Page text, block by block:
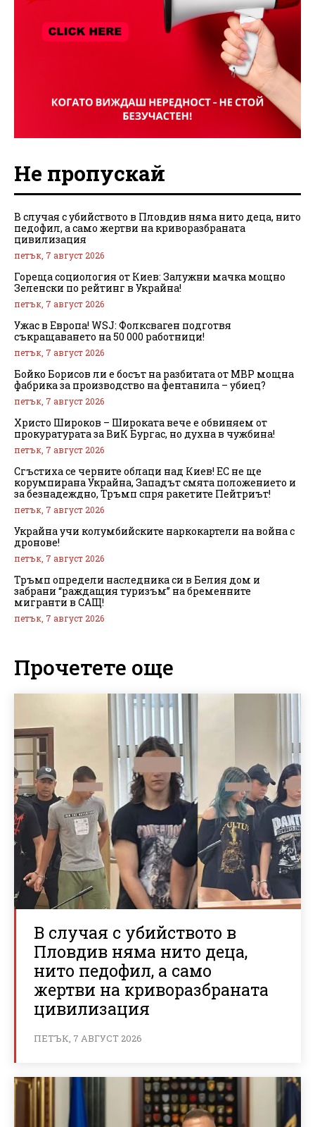
Не пропускай
В случая с убийството в Пловдив няма нито деца, нито
педофил, а само жертви на криворазбраната
цивилизация
петък, 7 август 2026
Гореща социология от Киев: Залужни мачка мощно
Зеленски по рейтинг в Украйна!
петък, 7 август 2026
Ужас в Европа! WSJ: Фолксваген подготвя
съкращаването на 50 000 работници!
петък, 7 август 2026
Бойко Борисов ли е босът на разбитата от МВР мощна
фабрика за производство на фентанила – убиец?
петък, 7 август 2026
Христо Широков – Широката вече е обвиняем от
прокуратурата за ВиК Бургас, но духна в чужбина!
петък, 7 август 2026
Сгъстиха се черните облаци над Киев! ЕС не ще
корумпирана Украйна, Западът смята положението и
за безнадеждно, Тръмп спря ракетите Пейтриът!
петък, 7 август 2026
Украйна учи колумбийските наркокартели на война с
дронове!
петък, 7 август 2026
Тръмп определи наследника си в Белия дом и
забрани “раждащия туризъм” на бременните
мигранти в САЩ!
петък, 7 август 2026
Прочетете още
В случая с убийството в
Пловдив няма нито деца,
нито педофил, а само
жертви на криворазбраната
цивилизация
ПЕТЪК, 7 АВГУСТ 2026